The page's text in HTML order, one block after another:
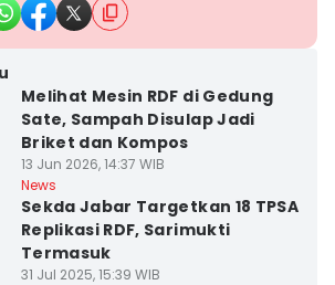
Melihat Mesin RDF di Gedung
Sate, Sampah Disulap Jadi
Briket dan Kompos
13 Jun 2026, 14:37 WIB
News
Sekda Jabar Targetkan 18 TPSA
Replikasi RDF, Sarimukti
Termasuk
31 Jul 2025, 15:39 WIB